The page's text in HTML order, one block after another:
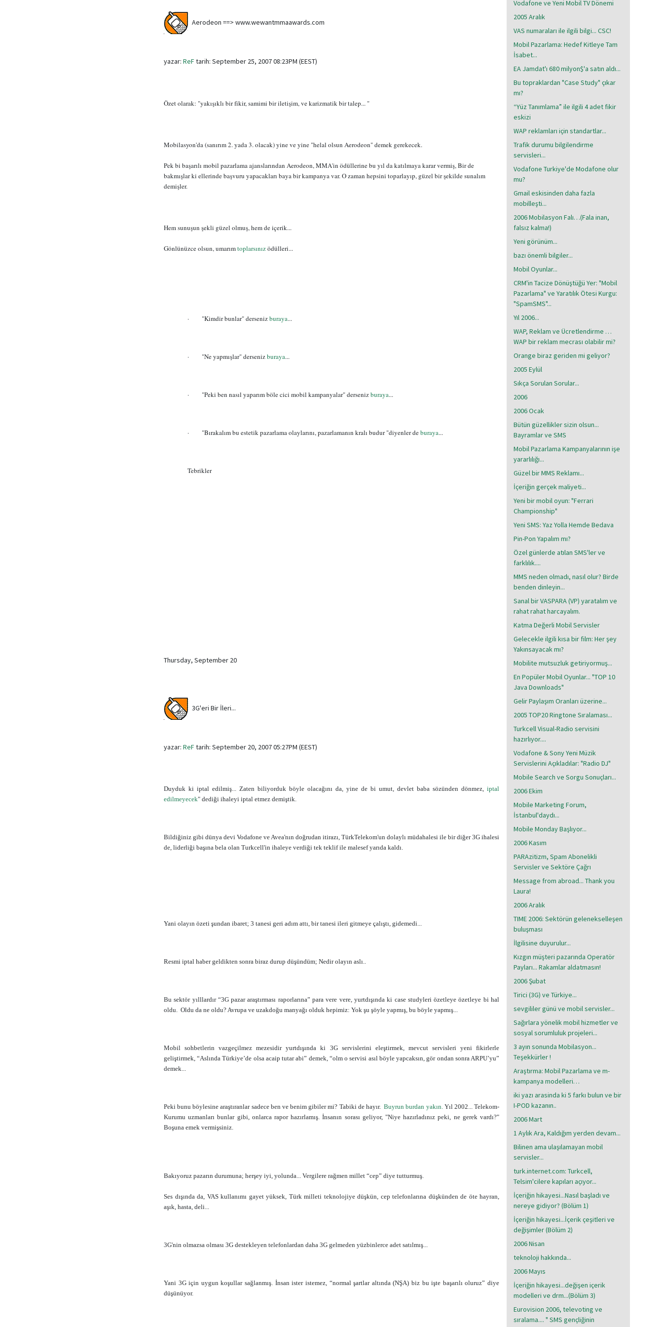
Aerodeon ==> www.wewantmmaawards.com
yazar: ReFtarih: September 25, 2007 08:23PM (EEST)
Özet olarak: "yakışıklı bir fikir, samimi bir iletişim, ve karizmatik bir talep... "
Mobilasyon'da (sanırım 2. yada 3. olacak) yine ve yine "helal olsun Aerodeon" demek gerekecek.
Pek bi başarılı mobil pazarlama ajanslarından Aerodeon, MMA'in ödüllerine bu yıl da katılmaya karar vermiş, Bir de
bakmışlar ki ellerinde başvuru yapacakları baya bir kampanya var. O zaman hepsini toparlayıp, güzel bir şekilde sunalım
demişler.
Hem sunuşun şekli güzel olmuş, hem de içerik...
Gönlünüzce olsun, umarımtoplarsınızödülleri...
· "Kimdir bunlar" dersenizburaya...
· "Ne yapmışlar" dersenizburaya...
· "Peki ben nasıl yaparım böle cici mobil kampanyalar" dersenizburaya...
· "Bırakalım bu estetik pazarlama olaylarını, pazarlamanın kralı budur "diyenler deburaya...
Tebrikler
Thursday, September 20
3G'eri Bir İleri...
yazar: ReFtarih: September 20, 2007 05:27PM (EEST)
Duyduk ki iptal edilmiş... Zaten biliyorduk böyle olacağını da, yine de bi umut, devlet baba sözünden dönmez, iptal
edilmeyecek" dediği ihaleyi iptal etmez demiştik.
Bildiğiniz gibi dünya devi Vodafone ve Avea'nın doğrudan itirazı, TürkTelekom'un dolaylı müdahalesi ile bir diğer 3G ihalesi
de, liderliği başına bela olan Turkcell'in ihaleye verdiği tek teklif ile malesef yarıda kaldı.
Yani olayın özeti şundan ibaret; 3 tanesi geri adım attı, bir tanesi ileri gitmeye çalıştı, gidemedi...
Resmi iptal haber geldikten sonra biraz durup düşündüm; Nedir olayın aslı..
Bu sektör yılllardır “3G pazar araştırması raporlarına” para vere vere, yurtdışında ki case studyleri özetleye özetleye bi hal
oldu. Oldu da ne oldu? Avrupa ve uzakdoğu manyağı olduk hepimiz: Yok şu şöyle yapmış, bu böyle yapmış...
Mobil sohbetlerin vazgeçilmez mezesidir yurtdışında ki 3G servislerini eleştirmek, mevcut servisleri yeni fikirlerle
geliştirmek, “Aslında Türkiye’de olsa acaip tutar abi” demek, “olm o servisi asıl böyle yapcaksın, gör ondan sonra ARPU’yu”
demek...
Peki bunu böylesine araştıranlar sadece ben ve benim gibiler mi? Tabiki de hayır. Buyrun burdan yakın.Yıl 2002... Telekom-
Kurumu uzmanları bunlar gibi, onlarca rapor hazırlamış. İnsanın sorası geliyor, "Niye hazırladınız peki, ne gerek vardı?"
Boşuna emek vermişsiniz.
Bakıyoruz pazarın durumuna; herşey iyi, yolunda... Vergilere rağmen millet “cep” diye tutturmuş.
Ses dışında da, VAS kullanımı gayet yüksek, Türk milleti teknolojiye düşkün, cep telefonlarına düşkünden de öte hayran,
aşık, hasta, deli...
3G'nin olmazsa olması 3G destekleyen telefonlardan daha 3G gelmeden yüzbinlerce adet satılmış...
Yani 3G için uygun koşullar sağlanmış. İnsan ister istemez, “normal şartlar altında (NŞA) biz bu işte başarılı oluruz” diye
düşünüyor.
Vodafone ve Yeni Mobil TV Dönemi
2005 Aralık
VAS numaraları ile ilgili bilgi... CSC!
Mobil Pazarlama: Hedef Kitleye Tam
İsabet...
EA Jamdat'ı 680 milyon$'a satın aldı...
Bu topraklardan "Case Study" çıkar
mı?
“Yüz Tanımlama” ile ilgili 4 adet fikir
eskizi
WAP reklamları için standartlar...
Trafik durumu bilgilendirme
servisleri...
Vodafone Turkiye'de Modafone olur
mu?
Gmail eskisinden daha fazla
mobilleşti...
2006 Mobilasyon Falı…(Fala inan,
falsız kalma!)
Yeni görünüm...
bazı önemli bilgiler...
Mobil Oyunlar...
CRM'in Tacize Dönüştüğü Yer: "Mobil
Pazarlama" ve Yaratılık Ötesi Kurgu:
"SpamSMS"...
Yıl 2006...
WAP, Reklam ve Ücretlendirme …
WAP bir reklam mecrası olabilir mi?
Orange biraz geriden mi geliyor?
2005 Eylül
Sıkça Sorulan Sorular...
2006
2006 Ocak
Bütün güzellikler sizin olsun...
Bayramlar ve SMS
Mobil Pazarlama Kampanyalarının işe
yararlılığı...
Güzel bir MMS Reklamı...
İçeriğin gerçek maliyeti...
Yeni bir mobil oyun: "Ferrari
Championship"
Yeni SMS: Yaz Yolla Hemde Bedava
Pin-Pon Yapalım mı?
Özel günlerde atılan SMS'ler ve
farklılık....
MMS neden olmadı, nasıl olur? Birde
benden dinleyin...
Sanal bir VASPARA (VP) yaratalım ve
rahat rahat harcayalım.
Katma Değerli Mobil Servisler
Gelecekle ilgili kısa bir film: Her şey
Yakınsayacak mı?
Mobilite mutsuzluk getiriyormuş...
En Popüler Mobil Oyunlar... "TOP 10
Java Downloads"
Gelir Paylaşım Oranları üzerine...
2005 TOP20 Ringtone Sıralaması...
Turkcell Visual-Radio servisini
hazırlıyor....
Vodafone & Sony Yeni Müzik
Servislerini Açıkladılar: "Radio DJ"
Mobile Search ve Sorgu Sonuçları...
2006 Ekim
Mobile Marketing Forum,
İstanbul'daydı...
Mobile Monday Başlıyor...
2006 Kasım
PARAzitizm, Spam Abonelikli
Servisler ve Sektöre Çağrı
Message from abroad... Thank you
Laura!
2006 Aralık
TIME 2006: Sektörün gelenekselleşen
buluşması
İlgilisine duyurulur...
Kızgın müşteri pazarında Operatör
Payları... Rakamlar aldatmasın!
2006 Şubat
Tirici (3G) ve Türkiye...
sevgililer günü ve mobil servisler...
Sağırlara yönelik mobil hizmetler ve
sosyal sorumluluk projeleri...
3 ayın sonunda Mobilasyon...
Teşekkürler !
Araştırma: Mobil Pazarlama ve m-
kampanya modelleri…
iki yazı arasinda ki 5 farkı bulun ve bir
I-POD kazanın..
2006 Mart
1 Aylık Ara, Kaldığım yerden devam...
Bilinen ama ulaşılamayan mobil
servisler...
turk.internet.com: Turkcell,
Telsim'cilere kapıları açıyor...
İçeriğin hikayesi...Nasıl başladı ve
nereye gidiyor? (Bölüm 1)
İçeriğin hikayesi...İçerik çeşitleri ve
değişimler (Bölüm 2)
2006 Nisan
teknoloji hakkında...
2006 Mayıs
İçeriğin hikayesi...değişen içerik
modelleri ve drm...(Bölüm 3)
Eurovision 2006, televoting ve
sıralama.... " SMS gençliğinin